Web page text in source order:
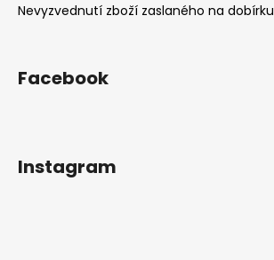
Nevyzvednutí zboží zaslaného na dobírku
Facebook
Instagram